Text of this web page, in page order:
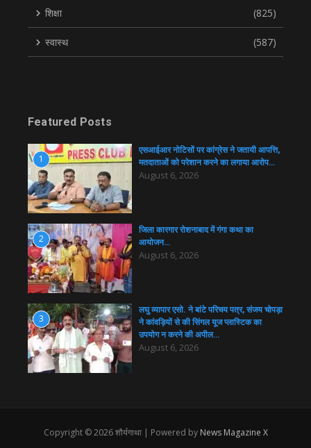
शिक्षा (825)
स्वास्थ (587)
Featured Posts
1
एसआईआर नोटिसों पर कांग्रेस ने जतायी आपत्ति,
मतदाताओं को परेशान करने का लगाया आरोप…
August 6, 2026
2
जिला कारगार रोशनाबाद में गंगा कथा का
आयोजन…
August 6, 2026
3
लघु व्यापार एसो. ने बांटे परिचय पत्र, संजय चोपड़ा
ने कांवड़ियों से की सिंगल यूज प्लास्टिक का
उपयोग न करने की अपील…
August 6, 2026
Copyright © 2026 शौर्यगाथा | Powered by News Magazine X